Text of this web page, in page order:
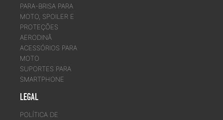
PARA-BRISA PARA
MOTO, SPOILER E
PROTEÇÕES
AERODINÂ
ACESSÓRIOS PARA
MOTO
SUPORTES PARA
SMARTPHONE
LEGAL
POLÍTICA DE